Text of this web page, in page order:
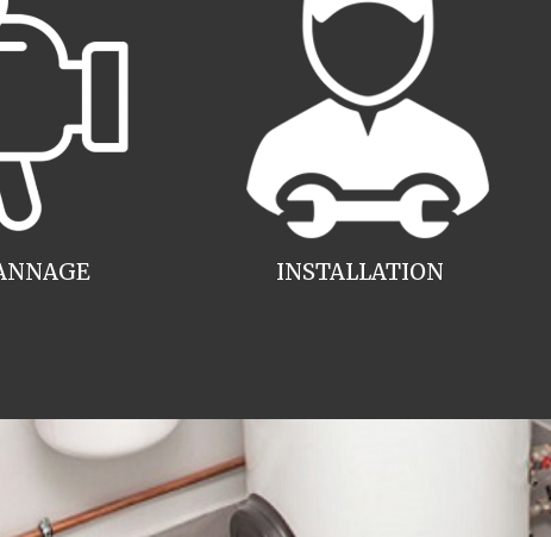
INSTALLATION